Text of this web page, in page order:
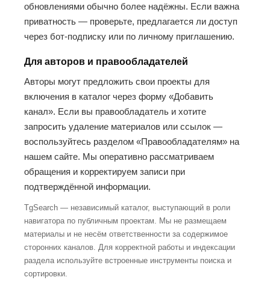
обновлениями обычно более надёжны. Если важна
приватность — проверьте, предлагается ли доступ
через бот-подписку или по личному приглашению.
Для авторов и правообладателей
Авторы могут предложить свои проекты для
включения в каталог через форму «Добавить
канал». Если вы правообладатель и хотите
запросить удаление материалов или ссылок —
воспользуйтесь разделом «Правообладателям» на
нашем сайте. Мы оперативно рассматриваем
обращения и корректируем записи при
подтверждённой информации.
TgSearch — независимый каталог, выступающий в роли
навигатора по публичным проектам. Мы не размещаем
материалы и не несём ответственности за содержимое
сторонних каналов. Для корректной работы и индексации
раздела используйте встроенные инструменты поиска и
сортировки.